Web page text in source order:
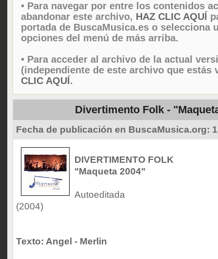
• Para navegar por entre los contenidos
abandonar este archivo, HAZ CLIC AQUÍ
portada de BuscaMusica.es o selecciona
opciones del menú de más arriba.
• Para acceder al archivo de la actual
(independiente de este archivo que
CLIC AQUÍ.
Divertimento Folk -
Fecha de publicación en BuscaMusica.org:
DIVERTIMENTO FOLK
"Maqueta 2004"
Autoeditada
(2004)
Texto: Angel - Merlin